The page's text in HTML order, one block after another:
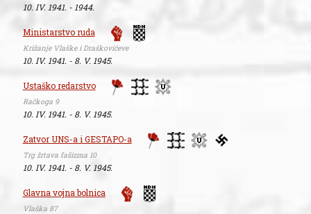
10. IV. 1941. - 1944.
Ministarstvo ruda
Križanje Vlaške i Draškovićeve
10. IV. 1941. - 8. V. 1945.
Ustaško redarstvo
Račkoga 9
10. IV. 1941. - 8. V. 1945.
Zatvor UNS-a i GESTAPO-a
Trg žrtava fašizma 10
10. IV. 1941. - 8. V. 1945.
Glavna vojna bolnica
Vlaška 87